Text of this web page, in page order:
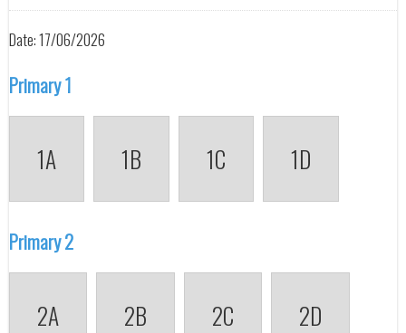
Date:17/06/2026
Primary 1
1A 1B 1C 1D
Primary 2
2A 2B 2C 2D